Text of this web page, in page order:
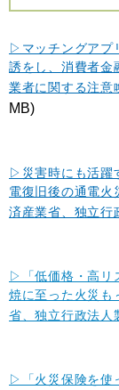
▷マッチングアプ
誘をし、消費者金
業者に関する注意
MB)
▷災害時にも活躍
電復旧後の通電火
済産業省、独立行
▷「低価格・高リ
焼に至った火災も
省、独立行政法人
▷「火災保険を使